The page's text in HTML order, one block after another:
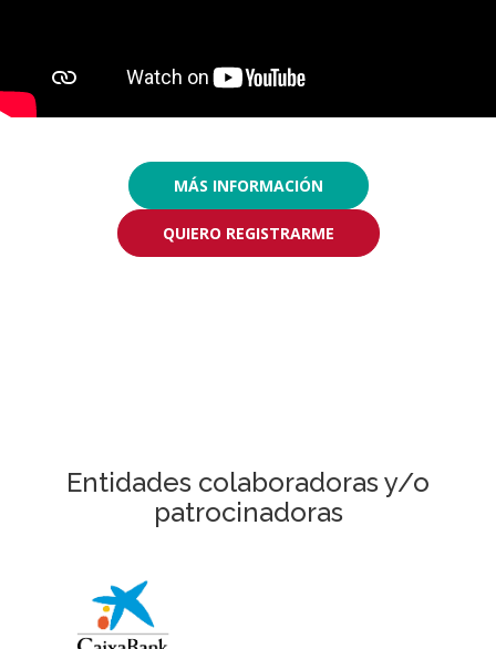
MÁS INFORMACIÓN
QUIERO REGISTRARME
Entidades colaboradoras y/o
patrocinadoras